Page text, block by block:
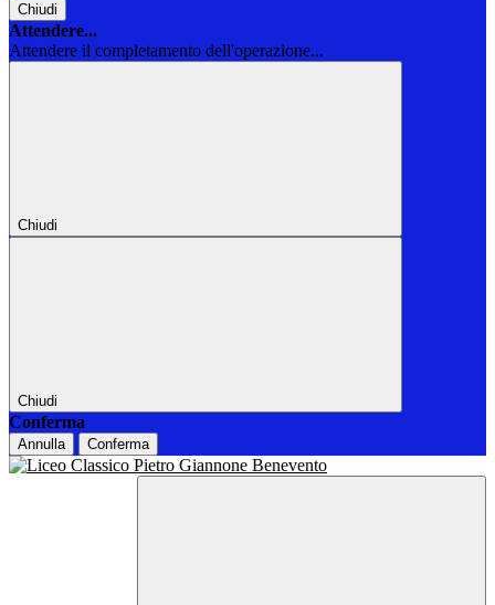
Chiudi
Attendere...
Attendere il completamento dell'operazione...
Chiudi
Chiudi
Conferma
Annulla Conferma